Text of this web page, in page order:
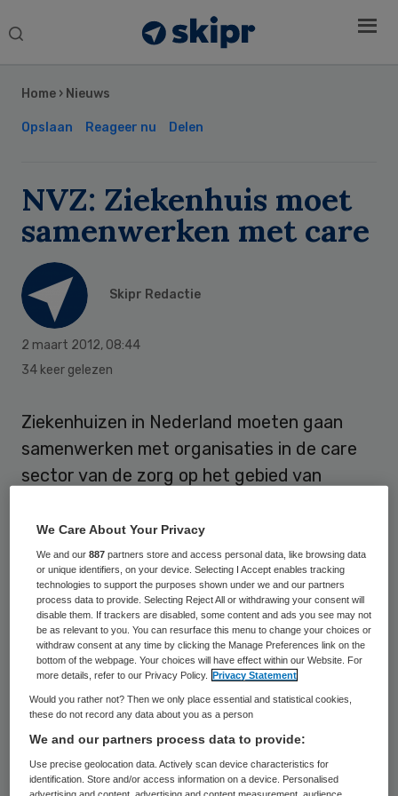
Search
Home › Nieuws
Opslaan Reageer nu Delen
NVZ: Ziekenhuis moet
samenwerken met care
Skipr Redactie
2 maart 2012, 08:44
34 keer gelezen
Ziekenhuizen in Nederland moeten gaan
samenwerken met organisaties in de care
sector van de zorg op het gebied van
van der Starre in een interview met Skipr.
“Innovatie wordt te vaak gezien als een
technische vernieuwing, terwijl er veel
beter gekeken moet worden waar vraag
naar is. Kosten voor de zorg worden vooral
gemaakt in het laatste levensjaar. Via
sociale innovatie kunnen we de kosten voor
de groep ouderen drukken.”
Sociaal betrokken
Sidebar
We Care About Your Privacy
We and our887 partners store and access personal data, like browsing data
or unique identifiers, on your device. Selecting I Accept enables tracking
technologies to support the purposes shown under we and our partners
process data to provide. Selecting Reject All or withdrawing your consent will
disable them. If trackers are disabled, some content and ads you see may not
be as relevant to you. You can resurface this menu to change your choices or
withdraw consent at any time by clicking the Manage Preferences link on the
bottom of the webpage. Your choices will have effect within our Website. For
more details, refer to our Privacy Policy.
Privacy Statement
Would you rather not? Then we only place essential and statistical cookies,
these do not record any data about you as a person
We and our partners process data to provide:
Use precise geolocation data. Actively scan device characteristics for
identification. Store and/or access information on a device. Personalised
advertising and content, advertising and content measurement, audience